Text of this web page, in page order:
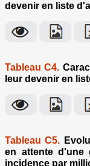
devenir en liste
Tableau C4.
leur devenir en
Tableau C5.
en attente d'une
incidence par